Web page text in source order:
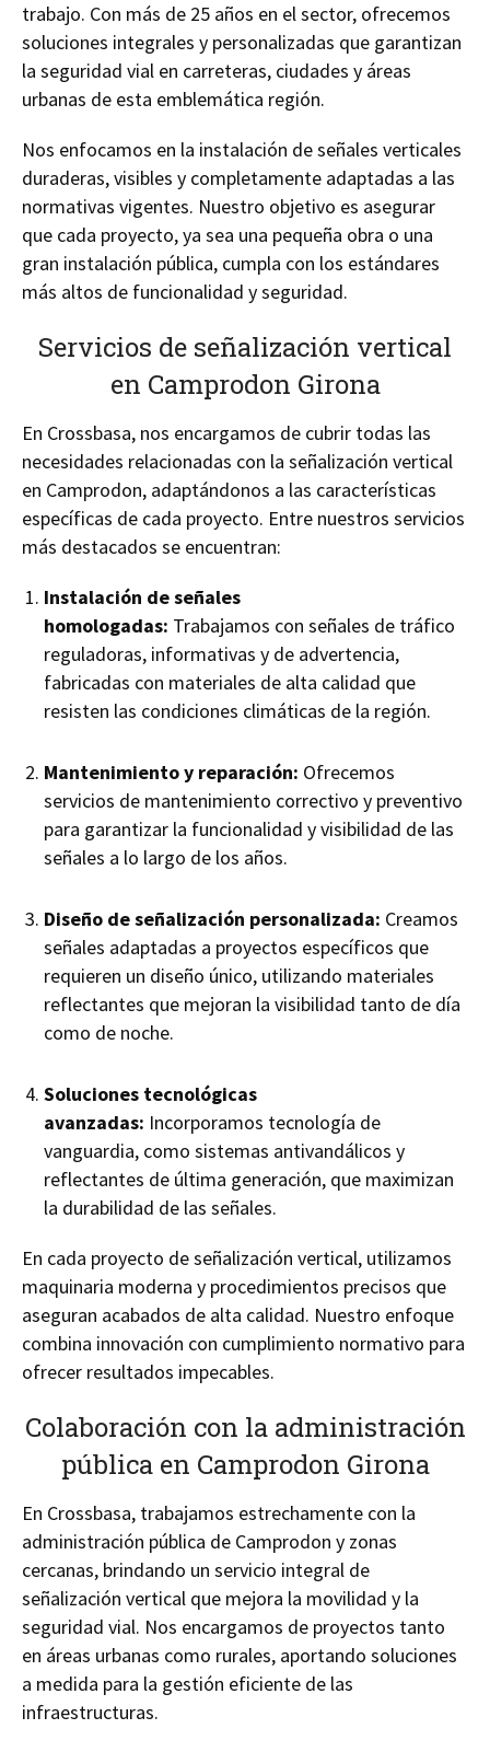
trabajo. Con más de 25 años en el sector, ofrecemos
soluciones integrales y personalizadas que garantizan
la seguridad vial en carreteras, ciudades y áreas
urbanas de esta emblemática región.
Nos enfocamos en la instalación de señales verticales
duraderas, visibles y completamente adaptadas a las
normativas vigentes. Nuestro objetivo es asegurar
que cada proyecto, ya sea una pequeña obra o una
gran instalación pública, cumpla con los estándares
más altos de funcionalidad y seguridad.
Servicios de señalización vertical
en Camprodon Girona
En Crossbasa, nos encargamos de cubrir todas las
necesidades relacionadas con la señalización vertical
en Camprodon, adaptándonos a las características
específicas de cada proyecto. Entre nuestros servicios
más destacados se encuentran:
Instalación de señales
homologadas: Trabajamos con señales de tráfico
reguladoras, informativas y de advertencia,
fabricadas con materiales de alta calidad que
resisten las condiciones climáticas de la región.
Mantenimiento y reparación: Ofrecemos
servicios de mantenimiento correctivo y preventivo
para garantizar la funcionalidad y visibilidad de las
señales a lo largo de los años.
Diseño de señalización personalizada: Creamos
señales adaptadas a proyectos específicos que
requieren un diseño único, utilizando materiales
reflectantes que mejoran la visibilidad tanto de día
como de noche.
Soluciones tecnológicas
avanzadas: Incorporamos tecnología de
vanguardia, como sistemas antivandálicos y
reflectantes de última generación, que maximizan
la durabilidad de las señales.
En cada proyecto de señalización vertical, utilizamos
maquinaria moderna y procedimientos precisos que
aseguran acabados de alta calidad. Nuestro enfoque
combina innovación con cumplimiento normativo para
ofrecer resultados impecables.
Colaboración con la administración
pública en Camprodon Girona
En Crossbasa, trabajamos estrechamente con la
administración pública de Camprodon y zonas
cercanas, brindando un servicio integral de
señalización vertical que mejora la movilidad y la
seguridad vial. Nos encargamos de proyectos tanto
en áreas urbanas como rurales, aportando soluciones
a medida para la gestión eficiente de las
infraestructuras.